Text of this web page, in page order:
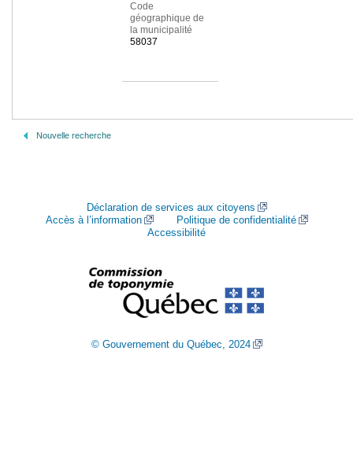
Code
géographique de
la municipalité
58037
Nouvelle recherche
Déclaration de services aux citoyens
Accès à l’information
Politique de confidentialité
Accessibilité
© Gouvernement du Québec, 2024